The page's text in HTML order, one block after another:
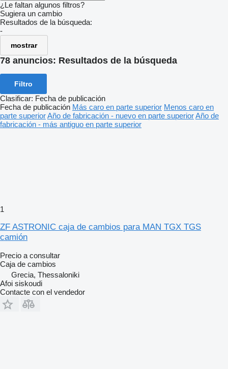
¿Le faltan algunos filtros?
Sugiera un cambio
Resultados de la búsqueda:
-
mostrar
78 anuncios: Resultados de la búsqueda
Filtro
Clasificar: Fecha de publicación
Fecha de publicación Más caro en parte superior Menos caro en
parte superiorAño de fabricación - nuevo en parte superiorAño de
fabricación - más antiguo en parte superior
1
ZF ASTRONIC caja de cambios para MAN TGX TGS
camión
Precio a consultar
Caja de cambios
Grecia, Thessaloniki
Afoi siskoudi
Contacte con el vendedor